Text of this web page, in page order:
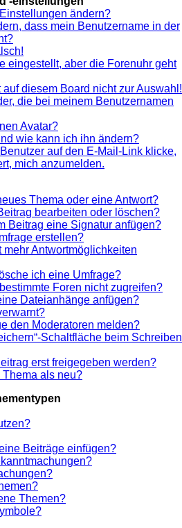
ändern?
dass mein Benutzername in der
eingestellt, aber die Forenuhr geht
diesem Board nicht zur Auswahl!
die bei meinem Benutzernamen
Avatar?
wie kann ich ihn ändern?
auf den E-Mail-Link klicke,
mich anzumelden.
Thema oder eine Antwort?
bearbeiten oder löschen?
Beitrag eine Signatur anfügen?
erstellen?
Antwortmöglichkeiten
ich eine Umfrage?
Foren nicht zugreifen?
Dateianhänge anfügen?
den Moderatoren melden?
Schaltfläche beim Schreiben
erst freigegeben werden?
als neu?
Beiträge einfügen?
Themen?